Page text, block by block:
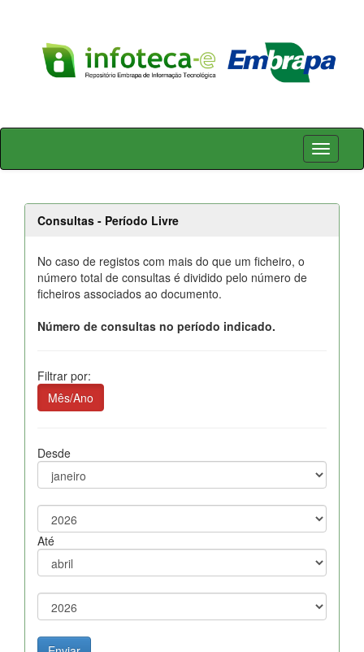
Skip
Consultas - Período Livre
No caso de registos com mais do que um ficheiro, o
número total de consultas é dividido pelo número de
ficheiros associados ao documento.
Número de consultas no período indicado.
Filtrar por:
Mês/Ano
Desde
Até